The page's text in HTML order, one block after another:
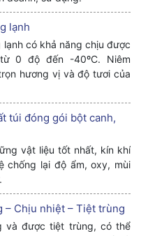
lạnh
có khả năng chịu được
0 độ đến -40ºC. Niêm
hương vị và độ tươi của
túi đóng gói bột canh,
vật liệu tốt nhất, kín khí
chống lại độ ẩm, oxy, mùi
– Chịu nhiệt – Tiệt trùng
và được tiệt trùng, có thể